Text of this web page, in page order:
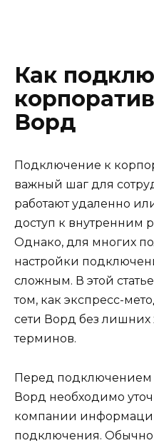
Как
Ворд
Подключение к
важный шаг для
работают удаленно
доступ к внутренним
Однако, для многих
настройки
сложным. В этой
том, как экспресс-
сети Ворд без лишних
терминов.
Перед подключением
Ворд необходимо
компании
подключения. Обычно